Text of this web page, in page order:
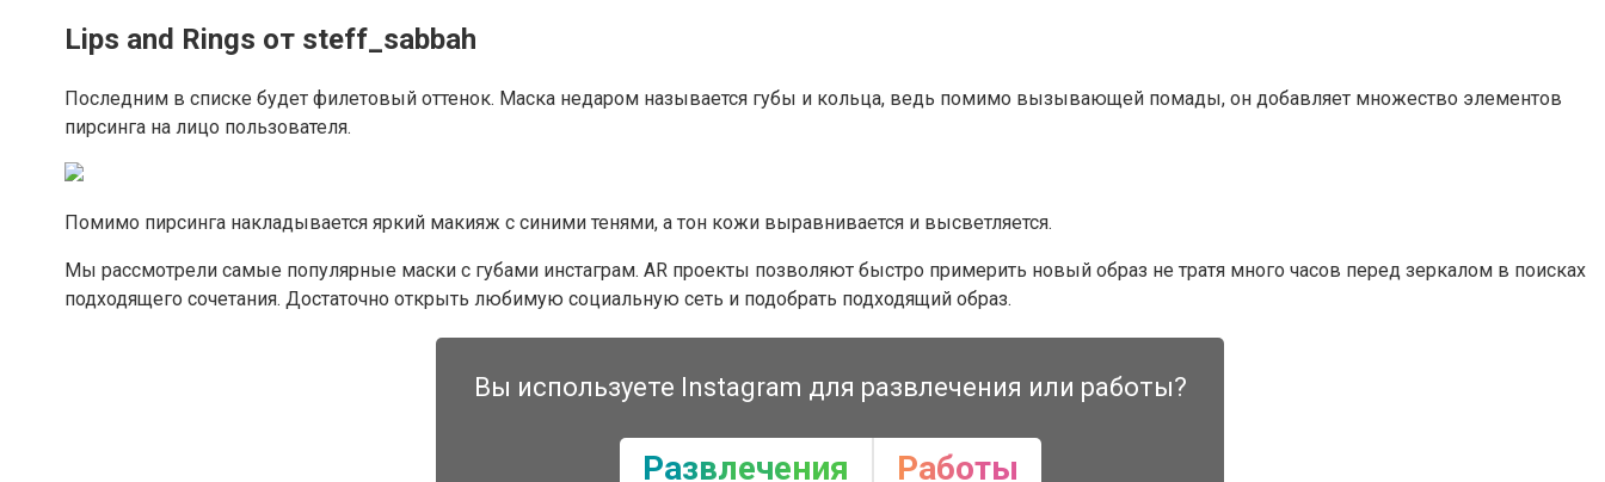
Lips and Rings от steff_sabbah
Последним в списке будет филетовый оттенок. Маска недаром называется губы и кольца, ведь помимо вызывающей помады, он добавляет множество элементов
пирсинга на лицо пользователя.
Помимо пирсинга накладывается яркий макияж с синими тенями, а тон кожи выравнивается и высветляется.
Мы рассмотрели самые популярные маски с губами инстаграм. AR проекты позволяют быстро примерить новый образ не тратя много часов перед зеркалом в поисках
подходящего сочетания. Достаточно открыть любимую социальную сеть и подобрать подходящий образ.
Вы используете Instagram для развлечения или работы?
Развлечения Работы